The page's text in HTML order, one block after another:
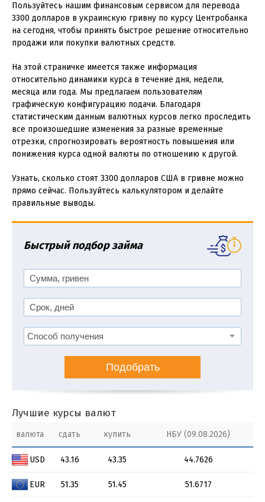
Пользуйтесь нашим финансовым сервисом для перевода
3300 долларов в украинскую гривну по курсу Центробанка
на сегодня, чтобы принять быстрое решение относительно
продажи или покупки валютных средств.
На этой страничке имеется также информация
относительно динамики курса в течение дня, недели,
месяца или года. Мы предлагаем пользователям
графическую конфигурацию подачи. Благодаря
статистическим данным валютных курсов легко проследить
все произошедшие изменения за разные временные
отрезки, спрогнозировать вероятность повышения или
понижения курса одной валюты по отношению к другой.
Узнать, сколько стоят 3300 долларов США в гривне можно
прямо сейчас. Пользуйтесь калькулятором и делайте
правильные выводы.
Быстрый подбор займа
Подобрать
Лучшие курсы валют
валюта сдать купить НБУ (09.08.2026)
USD 43.16 43.35 44.7626
EUR 51.35 51.45 51.6717